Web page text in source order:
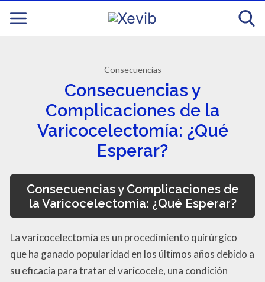
Consecuencias
Consecuencias y
Complicaciones de la
Varicocelectomía: ¿Qué
Esperar?
Consecuencias y Complicaciones de
la Varicocelectomía: ¿Qué Esperar?
La varicocelectomía es un procedimiento quirúrgico
que ha ganado popularidad en los últimos años debido a
su eficacia para tratar el varicocele, una condición